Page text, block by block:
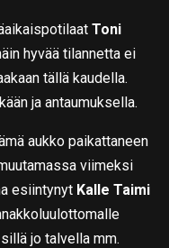
Toni
hyvää tilannetta ei
tällä kaudella.
ja antaumuksella.
aukko paikattaneen
viimeksi
esiintynyt Kalle Taimi
jo talvella mm.